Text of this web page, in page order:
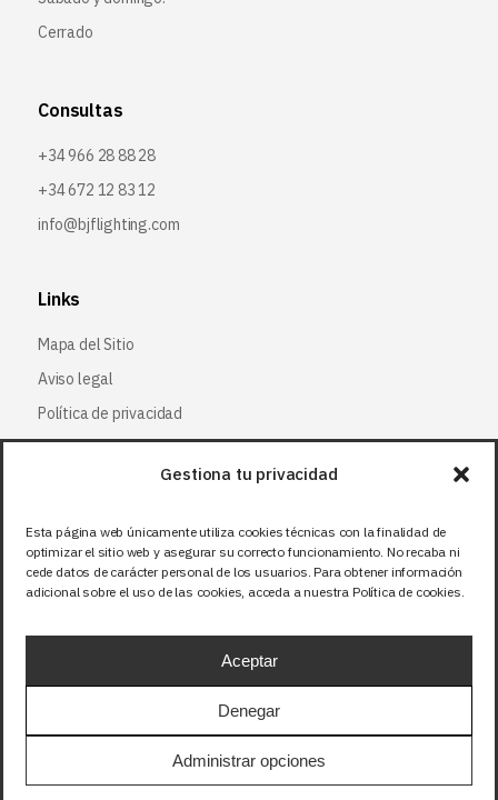
Gestiona tu privacidad
Esta página web únicamente utiliza cookies técnicas con la finalidad de
optimizar el sitio web y asegurar su correcto funcionamiento. No recaba ni
cede datos de carácter personal de los usuarios. Para obtener información
adicional sobre el uso de las cookies, acceda a nuestra Política de cookies.
Aceptar
Denegar
Administrar opciones
Cerrado
Consultas
+34 966 28 88 28
+34 672 12 83 12
info@bjflighting.com
Links
Mapa del Sitio
Aviso legal
Política de privacidad
Política de cookies
Síguenos
Facebook
X (Twitter)
Instagram
Precios sin IVA (21%). Tasa RAEE incluida en
aquellos productos que corresponda.